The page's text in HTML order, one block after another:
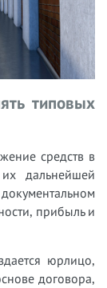
типовых
средств в
дальнейшей
прибыль и
юрлицо,
договора,